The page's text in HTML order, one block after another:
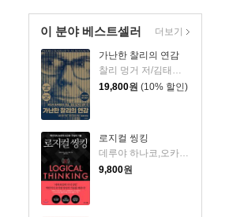
이 분야 베스트셀러
가난한 찰리의 연감
19,800원 (10% 할인)
로지컬 씽킹
데루야 하나코,오카다 게이코 공저/김윤경 역/현창혁 감수
9,800원
더보기